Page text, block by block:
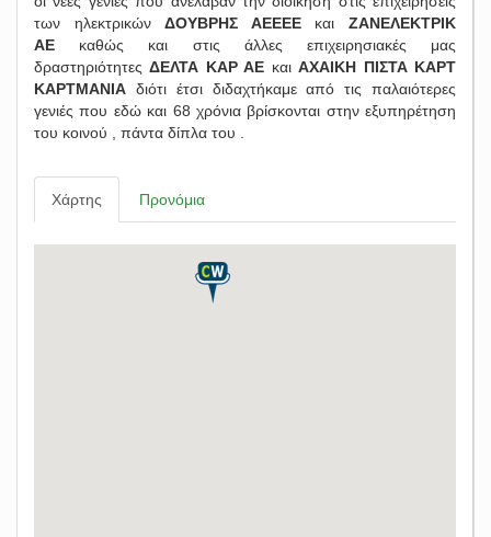
των ηλεκτρικώνΔΟΥΒΡΗΣ ΑΕΕΕΕκαιΖΑΝΕΛΕΚΤΡΙΚ
ΑΕ καθώς και στις άλλες επιχειρησιακές μας
δραστηριότητεςΔΕΛΤΑ ΚΑΡ ΑΕ καιΑΧΑΙΚΗ ΠΙΣΤΑ ΚΑΡΤ
ΚΑΡΤΜΑΝΙΑ διότι έτσι διδαχτήκαμε από τις παλαιότερες
γενιές που εδώ και 68 χρόνια βρίσκονται στην εξυπηρέτηση
του κοινού , πάντα δίπλα του .
Χάρτης Προνόμια